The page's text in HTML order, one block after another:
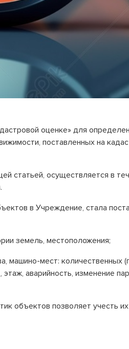
оценке» для
поставленных на
статьей, осуществляется в
в Учреждение, стала
земель, местоположения;
машино-мест: количественных
аварийность, изменение
объектов позволяет учесть